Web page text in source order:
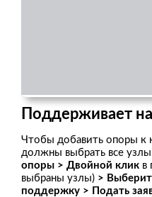
Поддерживает
Чтобы добавить опоры к
должны выбрать все
опоры > Двойной клик в
выбраны узлы) >
поддержку > Подать